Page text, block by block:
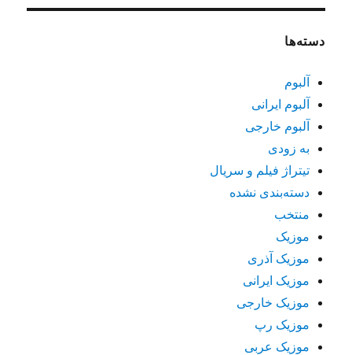
دسته‌ها
آلبوم
آلبوم ایرانی
آلبوم خارجی
به زودی
تیتراژ فیلم و سریال
دسته‌بندی نشده
منتخب
موزیک
موزیک آذری
موزیک ایرانی
موزیک خارجی
موزیک رپ
موزیک عربی